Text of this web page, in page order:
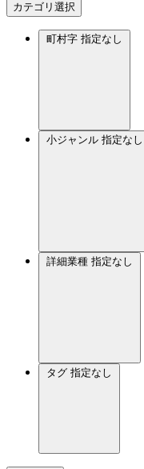
カテゴリ選択
町村字 指定なし
小ジャンル 指定なし
詳細業種 指定なし
タグ 指定なし